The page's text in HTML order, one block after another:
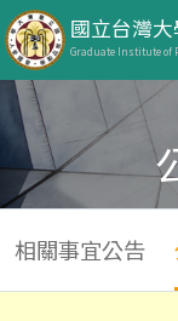
國立台灣
Graduate Institute of
相關事宜公告